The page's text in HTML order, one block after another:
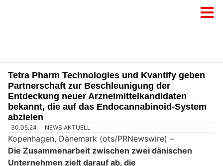
Tetra Pharm Technologies und Kvantify geben
Partnerschaft zur Beschleunigung der
Entdeckung neuer Arzneimittelkandidaten
bekannt, die auf das Endocannabinoid-System
abzielen
30.05.24 NEWS AKTUELL
Kopenhagen, Dänemark (ots/PRNewswire) –
Die Zusammenarbeit zwischen zwei dänischen
Unternehmen zielt darauf ab, die